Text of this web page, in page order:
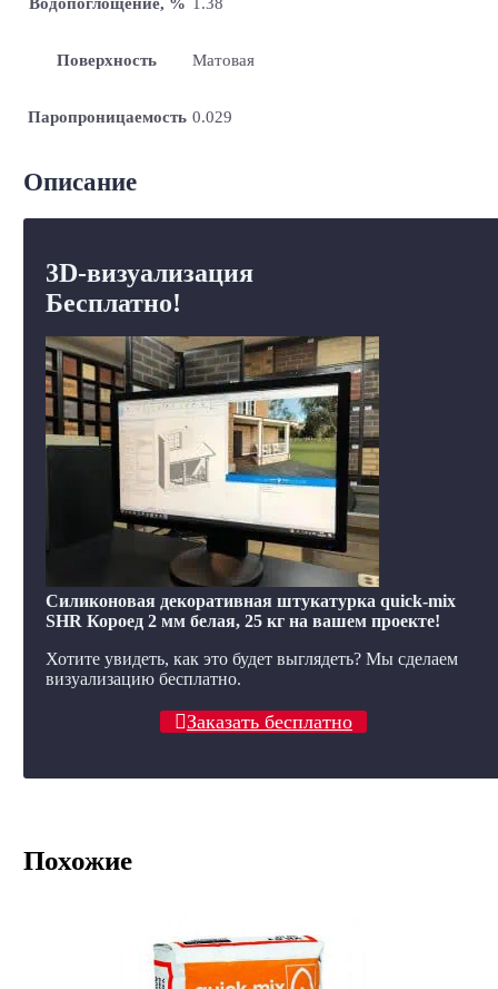
Поверхность Матовая
Паропроницаемость 0.029
Описание
3D-визуализация
Бесплатно!
Силиконовая декоративная штукатурка quick-mix
SHR Короед 2 мм белая, 25 кг на вашем проекте!
Хотите увидеть, как это будет выглядеть? Мы сделаем
визуализацию бесплатно.
Заказать бесплатно
Похожие